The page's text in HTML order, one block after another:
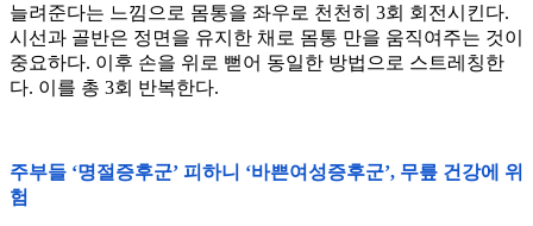
늘려준다는 느낌으로 몸통을 좌우로 천천히 3회 회전시킨다.
시선과 골반은 정면을 유지한 채로 몸통 만을 움직여주는 것이
중요하다. 이후 손을 위로 뻗어 동일한 방법으로 스트레칭한
다. 이를 총 3회 반복한다.
주부들 ‘명절증후군’ 피하니 ‘바쁜여성증후군’, 무릎 건강에 위
험